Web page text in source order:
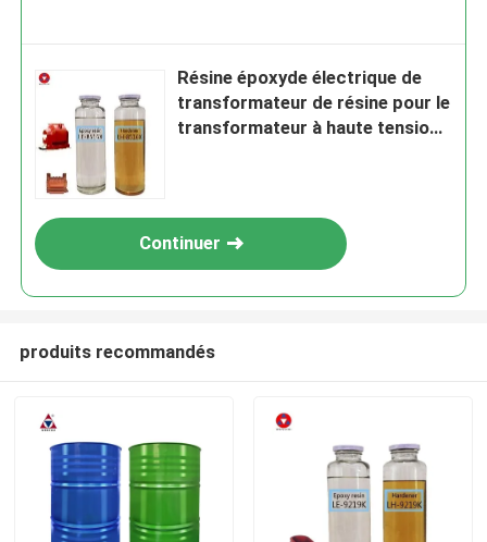
Résine époxyde électrique de
transformateur de résine pour le
transformateur à haute tension
Continuer
produits recommandés